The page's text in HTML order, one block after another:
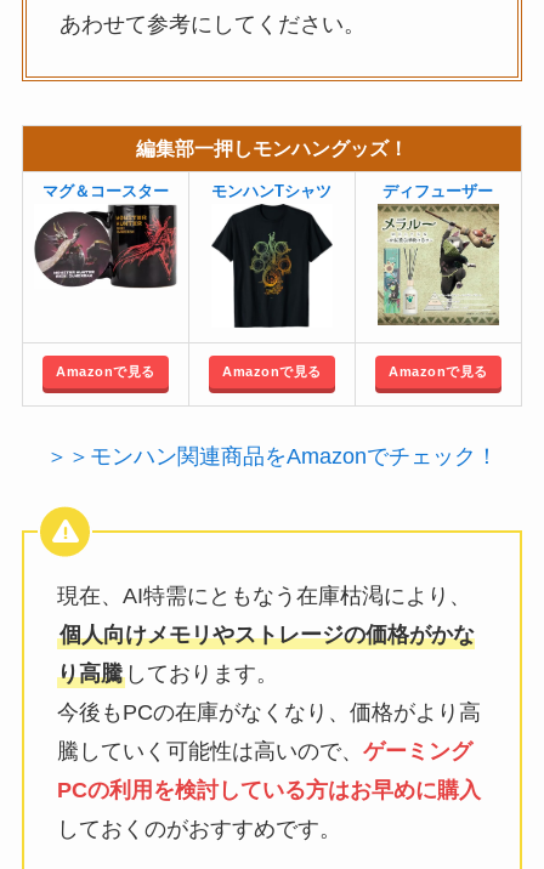
あわせて参考にしてください。
編集部一押しモンハングッズ！
マグ＆コースター モンハンTシャツ ディフューザー
Amazonで見る Amazonで見る Amazonで見る
＞＞モンハン関連商品をAmazonでチェック！
現在、AI特需にともなう在庫枯渇により、
個人向けメモリやストレージの価格がかな
り高騰しております。
今後もPCの在庫がなくなり、価格がより高
騰していく可能性は高いので、 ゲーミング
PCの利用を検討している方はお早めに購入
しておくのがおすすめです。